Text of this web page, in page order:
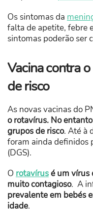
Os sintomas da
falta de apetite, febre
sintomas poderão ser
Vacina contra
de risco
As novas vacinas do
o rotavírus. No
grupos de risco. Até à
foram ainda definidos
(DGS).
O rotavírusé um vírus
muito contagioso. A
prevalente em bebés
idade.